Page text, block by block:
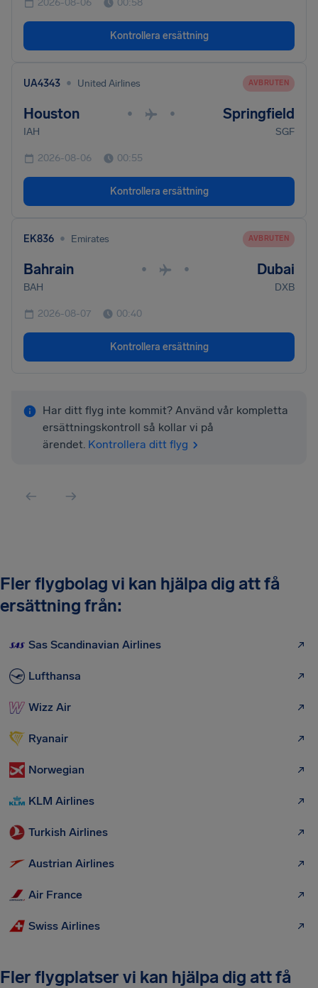
2026-08-06 00:58
Kontrollera ersättning
UA4343 • United Airlines AVBRUTEN
Houston • • Springfield
IAH SGF
2026-08-06 00:55
Kontrollera ersättning
EK836 • Emirates AVBRUTEN
Bahrain • • Dubai
BAH DXB
2026-08-07 00:40
Kontrollera ersättning
Har ditt flyg inte kommit? Använd vår kompletta
ersättningskontroll så kollar vi på
ärendet. Kontrollera ditt flyg
Fler flygbolag vi kan hjälpa dig att få
ersättning från:
Sas Scandinavian Airlines
Lufthansa
Wizz Air
Ryanair
Norwegian
KLM Airlines
Turkish Airlines
Austrian Airlines
Air France
Swiss Airlines
Fler flygplatser vi kan hjälpa dig att få